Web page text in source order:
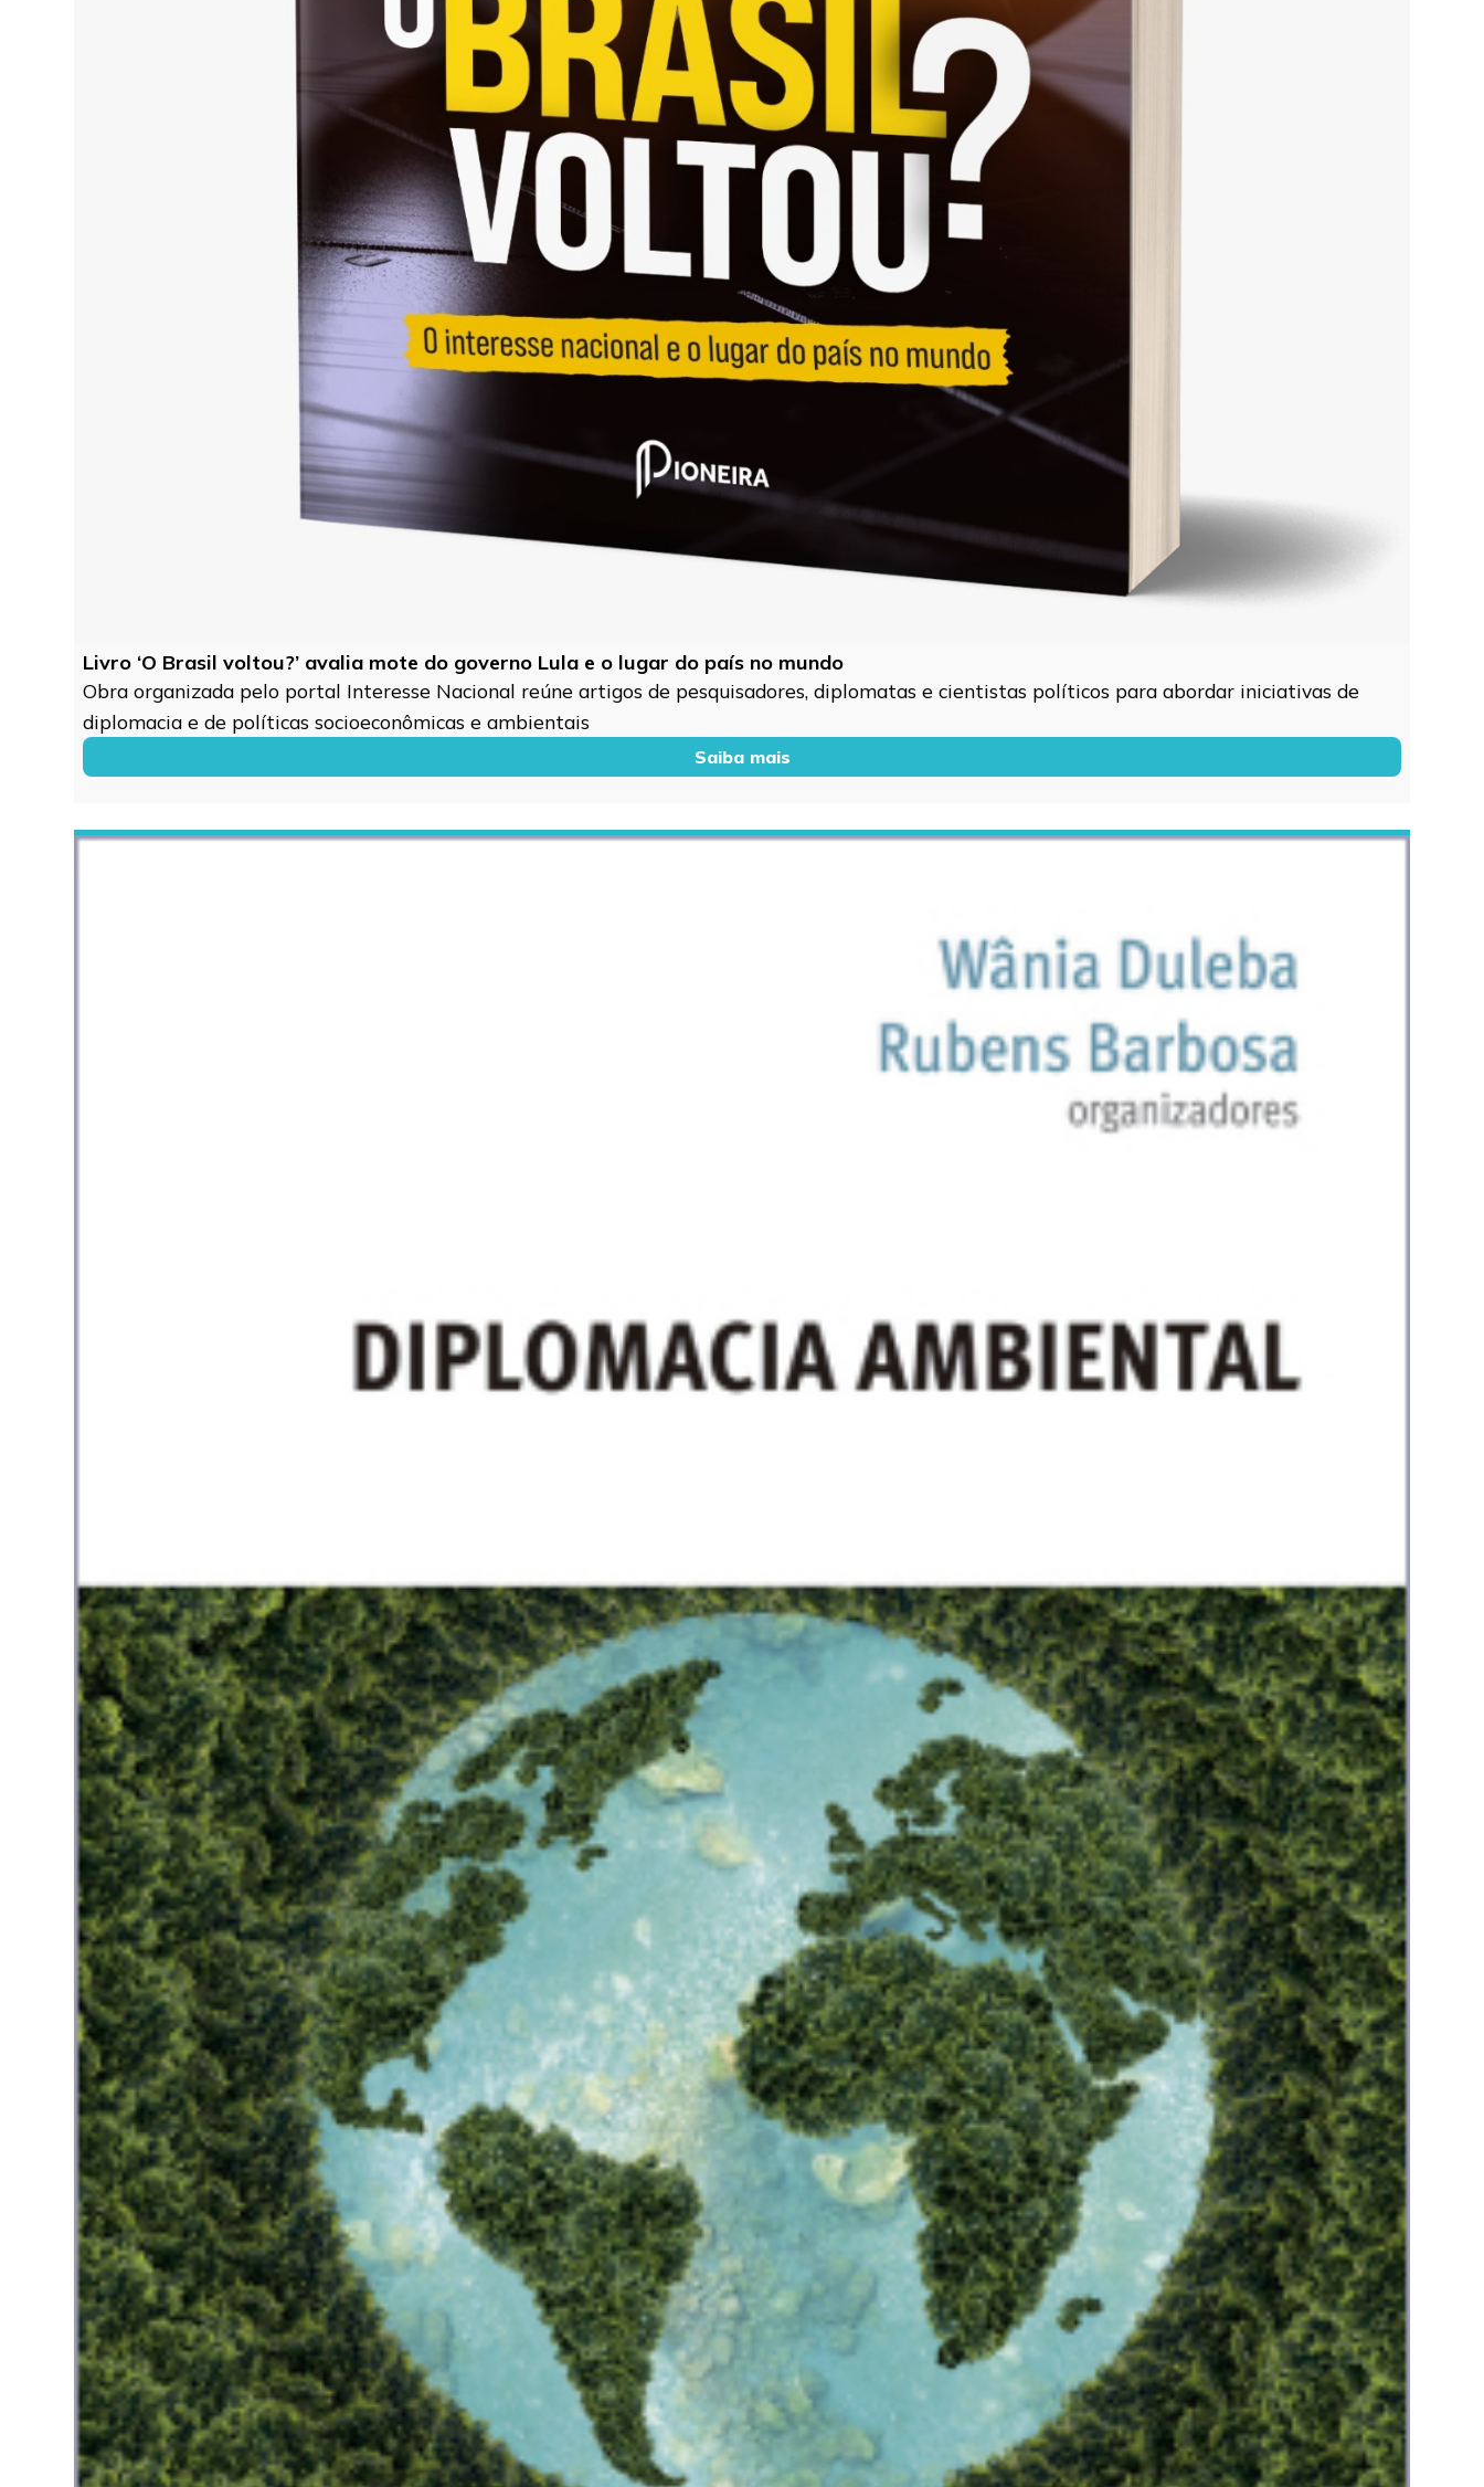
Livro ‘O Brasil voltou?’ avalia mote do governo Lula e o lugar do país no mundo
Obra organizada pelo portal Interesse Nacional reúne artigos de pesquisadores, diplomatas e cientistas políticos para abordar iniciativas de
diplomacia e de políticas socioeconômicas e ambientais
Saiba mais